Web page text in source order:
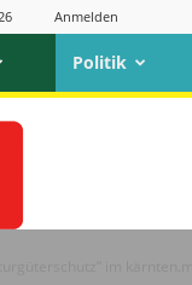
Anmelden
Politik